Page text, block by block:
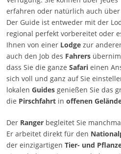
erfahren oder natürlich auch über
Der Guide ist entweder mit der
regional perfekt vorbereitet oder
Ihnen von einer Lodgezur
auch den Job des Fahrers
dass Sie die ganze Safarieinen
sich voll und ganz auf Sie
lokalen Guidesgenießen Sie das
die Pirschfahrtin offenen
Der Rangerbegleitet Sie
Er arbeitet direkt für den
der einzigartigen Tier- und